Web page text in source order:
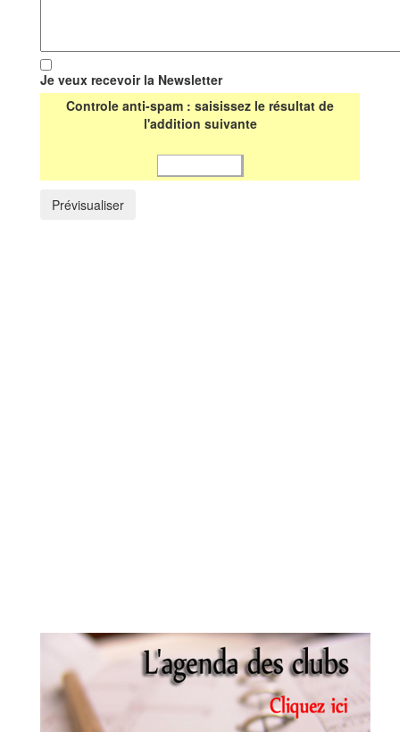
Je veux recevoir la Newsletter
Controle anti-spam : saisissez le résultat de
l'addition suivante